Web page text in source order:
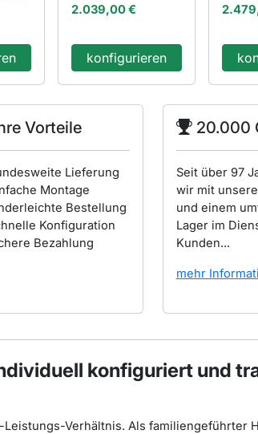
2.039,00 €
konfigurieren
Vorteile
Lieferung
Montage
Bestellung
Konfiguration
Bezahlung
20.000
Seit über 97
wir mit
und einem
Lager im
Kunden...
mehr
konfiguriert und
Verhältnis. Als familiengeführter